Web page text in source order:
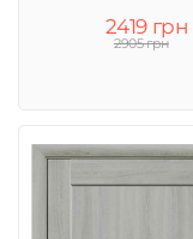
2419 грн
2905 грн